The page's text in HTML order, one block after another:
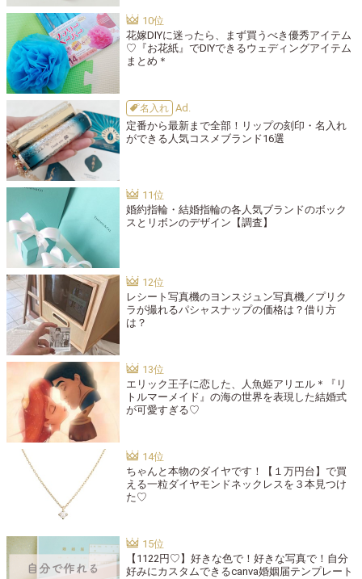
花嫁DIYに迷ったら、まず買うべき優秀アイテム
♡『お花紙』でDIYできるウェディングアイテム
まとめ＊
名入れ
定番から最新まで全部！リップの刻印・名入れ
ができる人気コスメブランド16選
婚約指輪・結婚指輪の各人気ブランドのボック
スとリボンのデザイン【調査】
レシート写真機のヨンスジュン写真機／プリク
ラが撮れるパシャスナップの価格は？借り方
は？
エリック王子に恋した、人魚姫アリエル＊『リ
トルマーメイド』の海の世界を表現した結婚式
が可愛すぎる♡
ちゃんと本物のダイヤです！【１万円台】で買
える一粒ダイヤモンドネックレスを３本見つけ
た♡
【1122円♡】好きな色で！好きな写真で！自分
好みにカスタムできるcanva婚姻届テンプレート